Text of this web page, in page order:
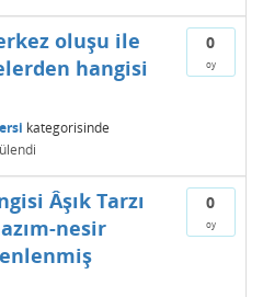
0
oy
oluşu ile
hangisi
kategorisinde
0
oy
Âşık Tarzı
nesir